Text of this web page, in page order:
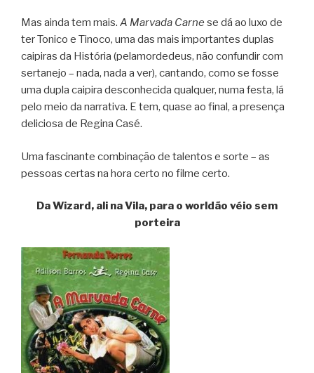
Mas ainda tem mais. A Marvada Carne se dá ao luxo de
ter Tonico e Tinoco, uma das mais importantes duplas
caipiras da História (pelamordedeus, não confundir com
sertanejo – nada, nada a ver), cantando, como se fosse
uma dupla caipira desconhecida qualquer, numa festa, lá
pelo meio da narrativa. E tem, quase ao final, a presença
deliciosa de Regina Casé.
Uma fascinante combinação de talentos e sorte – as
pessoas certas na hora certo no filme certo.
Da Wizard, ali na Vila, para o worldão véio sem
porteira